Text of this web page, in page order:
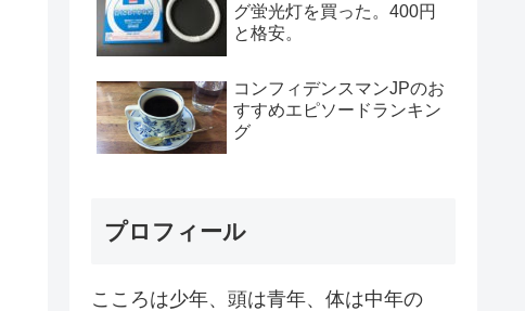
グ蛍光灯を買った。400円
と格安。
コンフィデンスマンJPのお
すすめエピソードランキン
グ
プロフィール
こころは少年、頭は青年、体は中年の